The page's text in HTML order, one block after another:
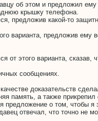
об этом и предложил
крышку телефона.
предложив какой-то
варианта, предложив ему
от этого варианта,
сообщениях.
доказательств
память, а также
предложение о том, чтобы я
отвечал, что точно не